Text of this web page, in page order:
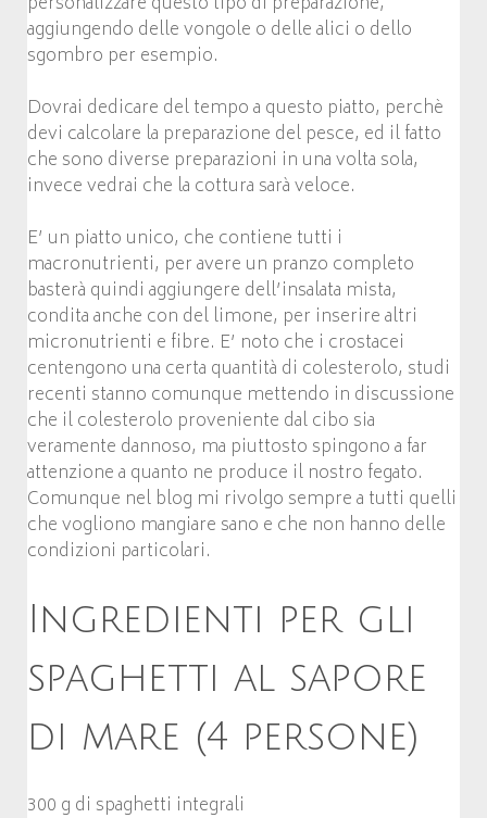
aggiungendo delle vongole o delle alici o dello
sgombro per esempio.
Dovrai dedicare del tempo a questo piatto, perchè
devi calcolare la preparazione del pesce, ed il fatto
che sono diverse preparazioni in una volta sola,
invece vedrai che la cottura sarà veloce.
E’ un piatto unico, che contiene tutti i
macronutrienti, per avere un pranzo completo
basterà quindi aggiungere dell’insalata mista,
condita anche con del limone, per inserire altri
micronutrienti e fibre. E’ noto che i crostacei
centengono una certa quantità di colesterolo, studi
recenti stanno comunque mettendo in discussione
che il colesterolo proveniente dal cibo sia
veramente dannoso, ma piuttosto spingono a far
attenzione a quanto ne produce il nostro fegato.
Comunque nel blog mi rivolgo sempre a tutti quelli
che vogliono mangiare sano e che non hanno delle
condizioni particolari.
Ingredienti per gli
spaghetti al sapore
di mare (4 persone)
300 g di spaghetti integrali